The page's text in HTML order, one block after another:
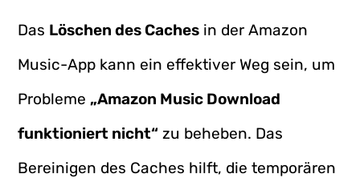
Das Löschen des Caches in der Amazon
Music-App kann ein effektiver Weg sein, um
Probleme „Amazon Music Download
funktioniert nicht“ zu beheben. Das
Bereinigen des Caches hilft, die temporären